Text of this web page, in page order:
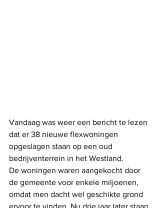
Vandaag was weer een bericht te lezen
dat er 38 nieuwe flexwoningen
opgeslagen staan op een oud
bedrijventerrein in het Westland.
De woningen waren aangekocht door
de gemeente voor enkele miljoenen,
omdat men dacht wel geschikte grond